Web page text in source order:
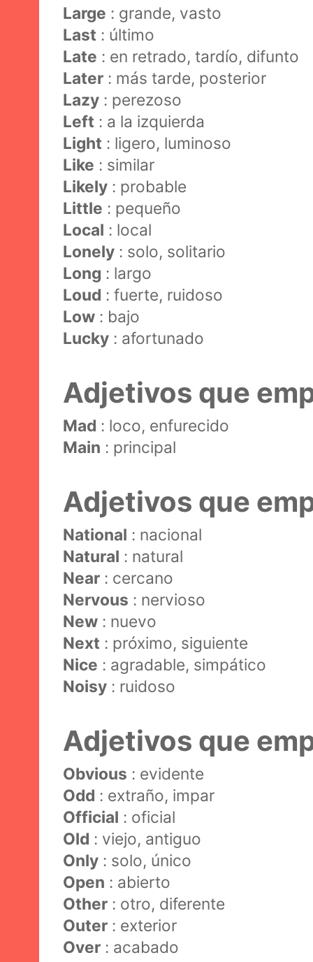
Large : grande, vasto
Last : último
Late : en retrado, tardío, difunto
Later : más tarde, posterior
Lazy : perezoso
Left : a la izquierda
Light : ligero, luminoso
Like : similar
Likely : probable
Little : pequeño
Local : local
Lonely : solo, solitario
Long : largo
Loud : fuerte, ruidoso
Low : bajo
Lucky : afortunado
Adjetivos que
Mad : loco, enfurecido
Main : principal
Adjetivos que
National : nacional
Natural : natural
Near : cercano
Nervous : nervioso
New : nuevo
Next : próximo, siguiente
Nice : agradable, simpático
Noisy : ruidoso
Adjetivos que
Obvious : evidente
Odd : extraño, impar
Official : oficial
Old : viejo, antiguo
Only : solo, único
Open : abierto
Other : otro, diferente
Outer : exterior
Over : acabado